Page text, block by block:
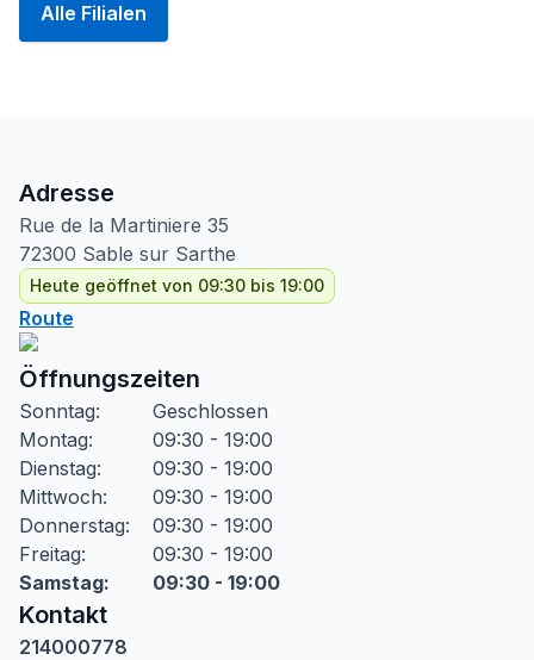
Alle Filialen
Adresse
Rue de la Martiniere 35
72300 Sable sur Sarthe
Heute geöffnet von 09:30 bis 19:00
Route
Öffnungszeiten
Sonntag:
Geschlossen
Montag:
09:30 - 19:00
Dienstag:
09:30 - 19:00
Mittwoch:
09:30 - 19:00
Donnerstag:
09:30 - 19:00
Freitag:
09:30 - 19:00
Samstag: 09:30 - 19:00
Kontakt
214000778